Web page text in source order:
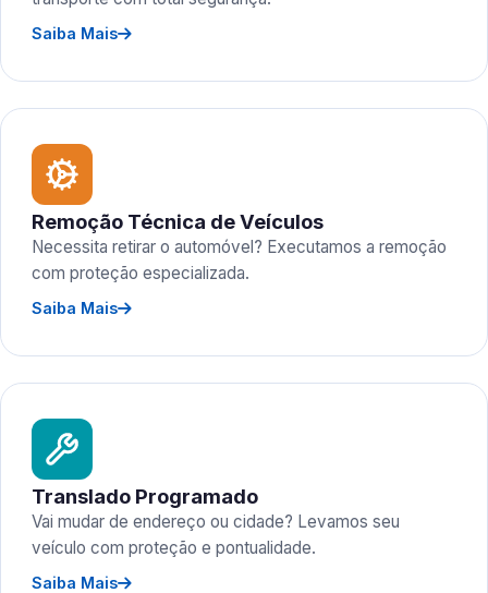
Saiba Mais
Remoção Técnica de Veículos
Necessita retirar o automóvel? Executamos a remoção
com proteção especializada.
Saiba Mais
Translado Programado
Vai mudar de endereço ou cidade? Levamos seu
veículo com proteção e pontualidade.
Saiba Mais